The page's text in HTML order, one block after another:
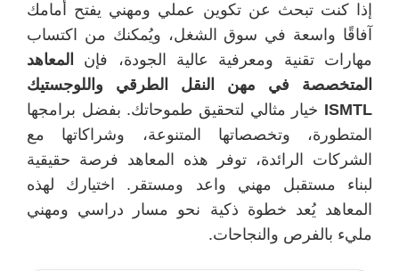
إذا كنت تبحث عن تكوين عملي ومهني يفتح أمامك
آفاقًا واسعة في سوق الشغل، ويُمكنك من اكتساب
مهارات تقنية ومعرفية عالية الجودة، فإن المعاهد
المتخصصة في مهن النقل الطرقي واللوجستيك
ISMTL خيار مثالي لتحقيق طموحاتك. بفضل برامجها
المتطورة، وتخصصاتها المتنوعة، وشراكاتها مع
الشركات الرائدة، توفر هذه المعاهد فرصة حقيقية
لبناء مستقبل مهني واعد ومستقر. اختيارك لهذه
المعاهد يُعد خطوة ذكية نحو مسار دراسي ومهني
مليء بالفرص والنجاحات.